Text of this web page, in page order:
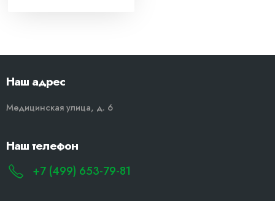
Наш адрес
Медицинская улица, д. 6
Наш телефон
+7 (499) 653-79-81